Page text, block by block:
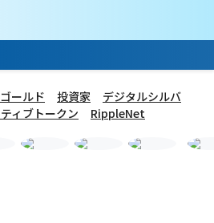
ールド 投資家
デジタルシルバ
ィブトークン RippleNet